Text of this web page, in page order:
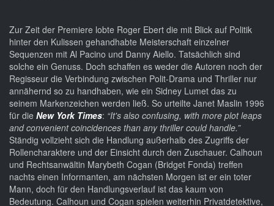
Zur Zeit der Premiere lobte Roger Ebert die mit Blick auf Politik
hinter den Kulissen gehandhabte Meisterschaft einzelner
Sequenzen mit Al Pacino und Danny Aiello. Tatsächlich sind
solche ein Genuss. Doch schaffen es weder die Autoren noch der
Regisseur die Verbindung zwischen Polit-Drama und Thriller nur
annähernd so zu handhaben, wie ein Sidney Lumet das zu
seinem Markenzeichen werden ließ. So urteilte Janet Maslin 1996
für die New York Times: “It's also confusing, with more plot leaps
and convenient coincidences than any thriller could handle.”
Ständig vollzieht sich die Handlung außerhalb des Zugriffs der
Rollencharaktere und der Einsicht durch den Zuschauer. Calhoun
und Rechtsanwältin Marybeth Cogan (Bridget Fonda) treffen
nachts einen Informanten, am nächsten Morgen ist er ein toter
Mann, doch für den Handlungsverlauf ist das kaum von
Bedeutung. Calhoun und Cogan spielen weiterhin Privatdetektive,